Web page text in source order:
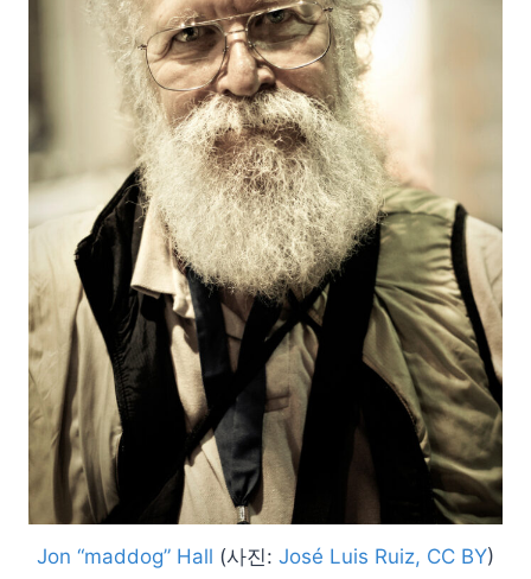
Jon “maddog” Hall (사진: José Luis Ruiz, CC BY)